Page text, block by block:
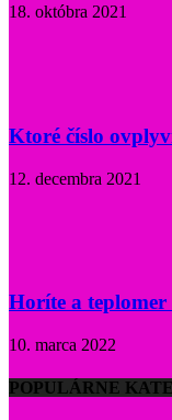
18. októbra 2021
Ktoré číslo
12. decembra 2021
Horíte a
10. marca 2022
POPULÁRNE